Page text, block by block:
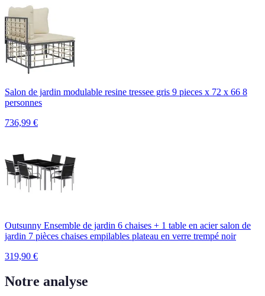
Salon de jardin modulable resine tressee gris 9 pieces x 72 x 66 8
personnes
736,99 €
Outsunny Ensemble de jardin 6 chaises + 1 table en acier salon de
jardin 7 pièces chaises empilables plateau en verre trempé noir
319,90 €
Notre analyse